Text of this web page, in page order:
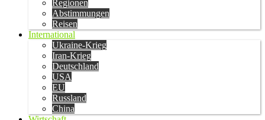
Regionen
Abstimmungen
Reisen
International
Ukraine-Krieg
Iran-Krieg
Deutschland
USA
EU
Russland
China